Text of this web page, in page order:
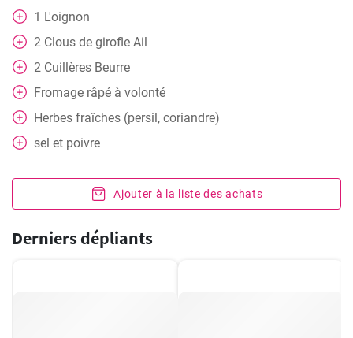
1 L'oignon
2 Clous de girofle Ail
2 Cuillères Beurre
Fromage râpé à volonté
Herbes fraîches (persil, coriandre)
sel et poivre
Ajouter à la liste des achats
Derniers dépliants